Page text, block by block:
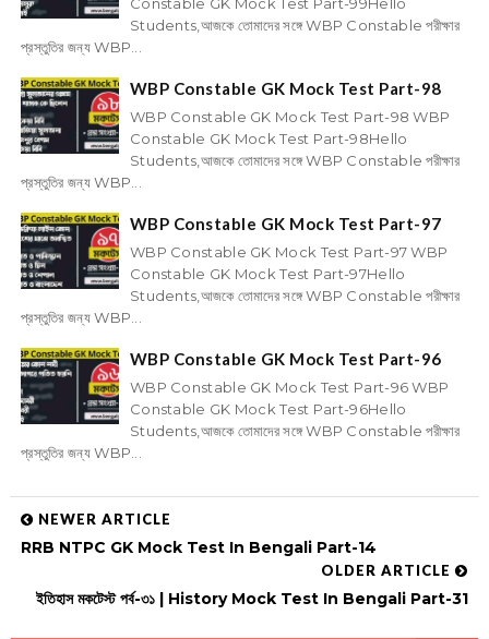
Constable GK Mock Test Part-99Hello
Students,আজকে তোমাদের সঙ্গে WBP Constable পরীক্ষার
প্রস্তুতির জন্য WBP...
WBP Constable GK Mock Test Part-98
WBP Constable GK Mock Test Part-98 WBP
Constable GK Mock Test Part-98Hello
Students,আজকে তোমাদের সঙ্গে WBP Constable পরীক্ষার
প্রস্তুতির জন্য WBP...
WBP Constable GK Mock Test Part-97
WBP Constable GK Mock Test Part-97 WBP
Constable GK Mock Test Part-97Hello
Students,আজকে তোমাদের সঙ্গে WBP Constable পরীক্ষার
প্রস্তুতির জন্য WBP...
WBP Constable GK Mock Test Part-96
WBP Constable GK Mock Test Part-96 WBP
Constable GK Mock Test Part-96Hello
Students,আজকে তোমাদের সঙ্গে WBP Constable পরীক্ষার
প্রস্তুতির জন্য WBP...
NEWER ARTICLE
RRB NTPC GK Mock Test In Bengali Part-14
OLDER ARTICLE
ইতিহাস মকটেস্ট পর্ব-৩১ | History Mock Test In Bengali Part-31